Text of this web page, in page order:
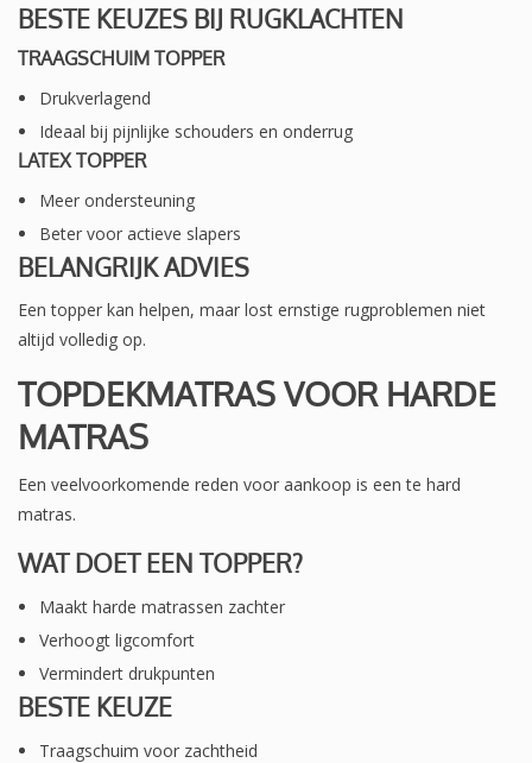
BESTE KEUZES BIJ RUGKLACHTEN
TRAAGSCHUIM TOPPER
Drukverlagend
Ideaal bij pijnlijke schouders en onderrug
LATEX TOPPER
Meer ondersteuning
Beter voor actieve slapers
BELANGRIJK ADVIES
Een topper kan helpen, maar lost ernstige rugproblemen niet
altijd volledig op.
TOPDEKMATRAS VOOR HARDE
MATRAS
Een veelvoorkomende reden voor aankoop is een te hard
matras.
WAT DOET EEN TOPPER?
Maakt harde matrassen zachter
Verhoogt ligcomfort
Vermindert drukpunten
BESTE KEUZE
Traagschuim voor zachtheid